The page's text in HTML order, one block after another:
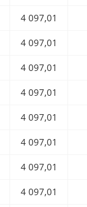
4 097,01
4 097,01
4 097,01
4 097,01
4 097,01
4 097,01
4 097,01
4 097,01